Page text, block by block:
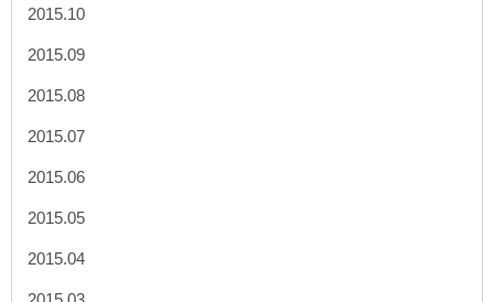
2015.10
2015.09
2015.08
2015.07
2015.06
2015.05
2015.04